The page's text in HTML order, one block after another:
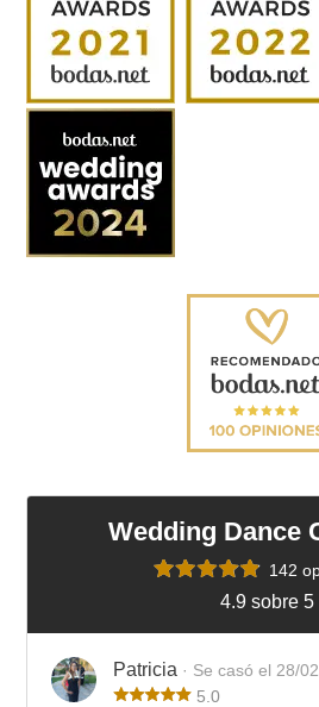
Wedding Dance
142
4.9 sobre 5
Patricia · Se casó el 28/
5.0